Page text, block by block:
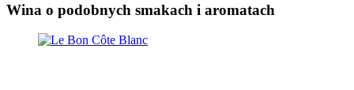
Wina o podobnych smakach i aromatach